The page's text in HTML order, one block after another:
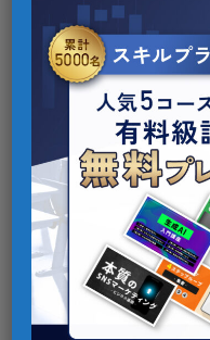
フローチャートの書
ルール・例付きで徹
2025年7月21日